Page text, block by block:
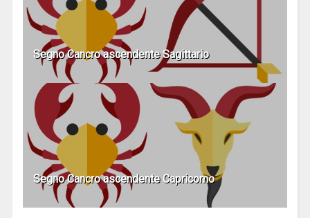
Segno Cancro ascendente Sagittario
Segno Cancro ascendente Capricorno